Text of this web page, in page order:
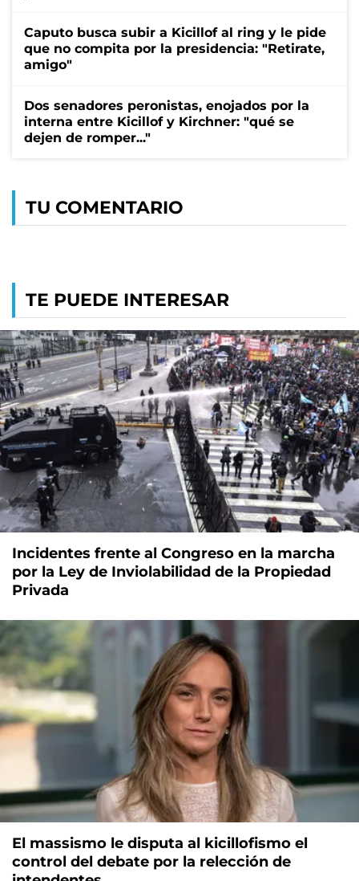
Caputo busca subir a Kicillof al ring y le pide
que no compita por la presidencia: "Retirate,
amigo"
Dos senadores peronistas, enojados por la
interna entre Kicillof y Kirchner: "qué se
dejen de romper..."
TU COMENTARIO
TE PUEDE INTERESAR
Incidentes frente al Congreso en la marcha
por la Ley de Inviolabilidad de la Propiedad
Privada
El massismo le disputa al kicillofismo el
control del debate por la relección de